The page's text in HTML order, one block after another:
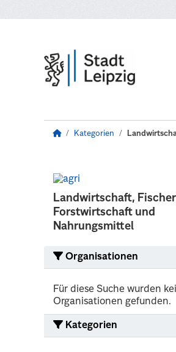
Kategorien
Landwirtschaft,
Forstwirtschaft und
Nahrungsmittel
Organisationen
Für diese Suche wurden
Organisationen gefunden.
Kategorien